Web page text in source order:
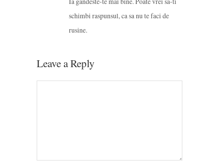
schimbi raspunsul, ca sa nu te faci de
rusine.
Leave a Reply